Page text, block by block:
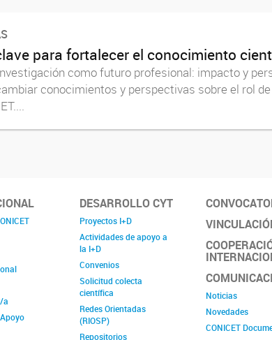
para fortalecer el conocimiento
como futuro profesional: impacto y
conocimientos y perspectivas sobre el rol
a
DESARROLLO CYT
Proyectos I+D
Actividades de apoyo a
la I+D
Convenios
Solicitud colecta
científica
Redes Orientadas
(RIOSP)
Repositorios
Noticias
Novedades
CONICET